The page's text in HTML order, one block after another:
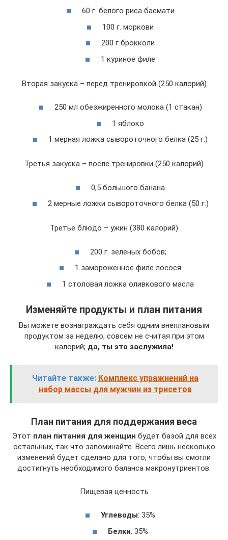
60 г. белого риса басмати
100 г. моркови
200 г брокколи
1 куриное филе
Вторая закуска – перед тренировкой (250 калорий)
250 мл обезжиренного молока (1 стакан)
1 яблоко
1 мерная ложка сывороточного белка (25 г.)
Третья закуска – после тренировки (250 калорий)
0,5 большого банана
2 мерные ложки сывороточного белка (50 г.)
Третье блюдо – ужин (380 калорий)
200 г. зелёных бобов;
1 замороженное филе лосося
1 столовая ложка оливкового масла
Изменяйте продукты и план питания
Вы можете вознаграждать себя одним внеплановым
продуктом за неделю, совсем не считая при этом
калорий; да, ты это заслужила!
Читайте также: Комплекс упражнений на
набор массы для мужчин из трисетов
План питания для поддержания веса
Этот план питания для женщин будет базой для всех
остальных, так что запоминайте. Всего лишь несколько
изменений будет сделано для того, чтобы вы смогли
достигнуть необходимого баланса макронутриентов.
Пищевая ценность
Углеводы: 35%
Белки: 35%